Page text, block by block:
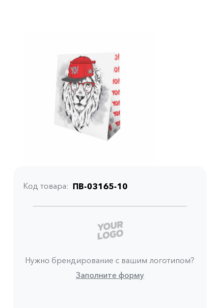
Код товара ПВ-03165-10
Нужно брендирование с вашим логотипом?
Заполните форму